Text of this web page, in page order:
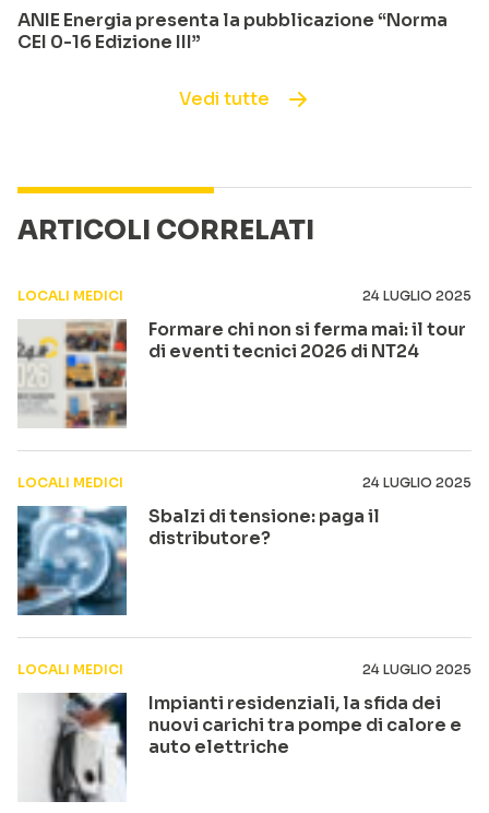
ANIE Energia presenta la pubblicazione “Norma
CEI 0-16 Edizione III”
Vedi tutte
ARTICOLI CORRELATI
LOCALI MEDICI 24 LUGLIO 2025
Formare chi non si ferma mai: il tour
di eventi tecnici 2026 di NT24
LOCALI MEDICI 24 LUGLIO 2025
Sbalzi di tensione: paga il
distributore?
LOCALI MEDICI 24 LUGLIO 2025
Impianti residenziali, la sfida dei
nuovi carichi tra pompe di calore e
auto elettriche